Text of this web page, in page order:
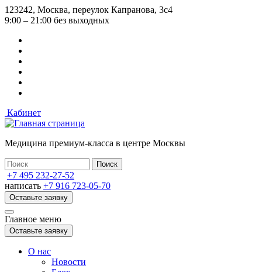
Перейти
к
содержанию
123242, Москва, переулок Капранова, 3с4
9:00 – 21:00 без выходных
Кабинет
Медицина премиум-класса в центре Москвы
+7 495 232-27-52
написать +7 916 723-05-70
Оставьте заявку
Главное меню
Оставьте заявку
О нас
Новости